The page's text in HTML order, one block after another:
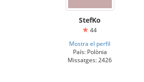
StefKo
44
Mostra el perfil
País: Polònia
Missatges: 2426